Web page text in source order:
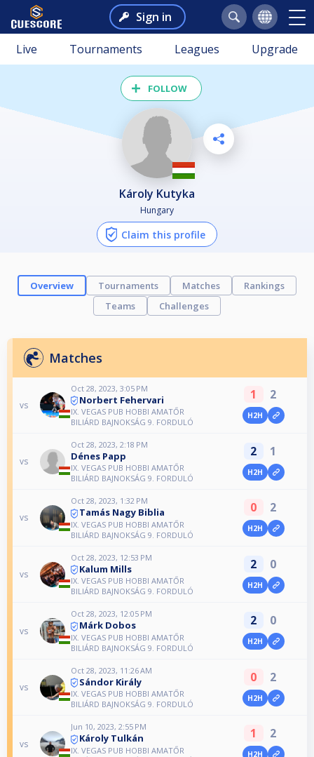
Sign in
Live Tournaments Leagues Upgrade
FOLLOW
Károly Kutyka
Hungary
Claim this profile
Overview Tournaments Matches
Rankings
Teams
Challenges
Matches
vs
Oct 28, 2023, 3:05 PM
Norbert Fehervari
IX. VEGAS PUB HOBBI AMATŐR
BILIÁRD BAJNOKSÁG 9. FORDULÓ
1 2
H2H
vs
Oct 28, 2023, 2:18 PM
Dénes Papp
IX. VEGAS PUB HOBBI AMATŐR
BILIÁRD BAJNOKSÁG 9. FORDULÓ
2 1
H2H
vs
Oct 28, 2023, 1:32 PM
Tamás Nagy Biblia
IX. VEGAS PUB HOBBI AMATŐR
BILIÁRD BAJNOKSÁG 9. FORDULÓ
0 2
H2H
vs
Oct 28, 2023, 12:53 PM
Kalum Mills
IX. VEGAS PUB HOBBI AMATŐR
BILIÁRD BAJNOKSÁG 9. FORDULÓ
2 0
H2H
vs
Oct 28, 2023, 12:05 PM
Márk Dobos
IX. VEGAS PUB HOBBI AMATŐR
BILIÁRD BAJNOKSÁG 9. FORDULÓ
2 0
H2H
vs
Oct 28, 2023, 11:26 AM
Sándor Király
IX. VEGAS PUB HOBBI AMATŐR
BILIÁRD BAJNOKSÁG 9. FORDULÓ
0 2
H2H
vs
Jun 10, 2023, 2:55 PM
Károly Tulkán
IX. VEGAS PUB HOBBI AMATŐR
1 2
H2H